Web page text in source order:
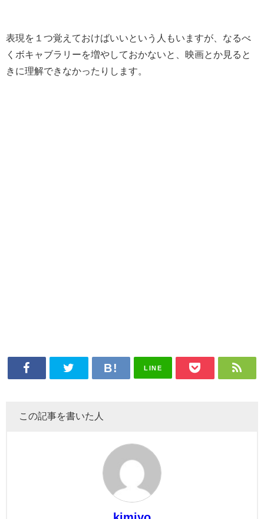
表現を１つ覚えておけばいいという人もいますが、なるべ
くボキャブラリーを増やしておかないと、映画とか見ると
きに理解できなかったりします。
LINE
この記事を書いた人